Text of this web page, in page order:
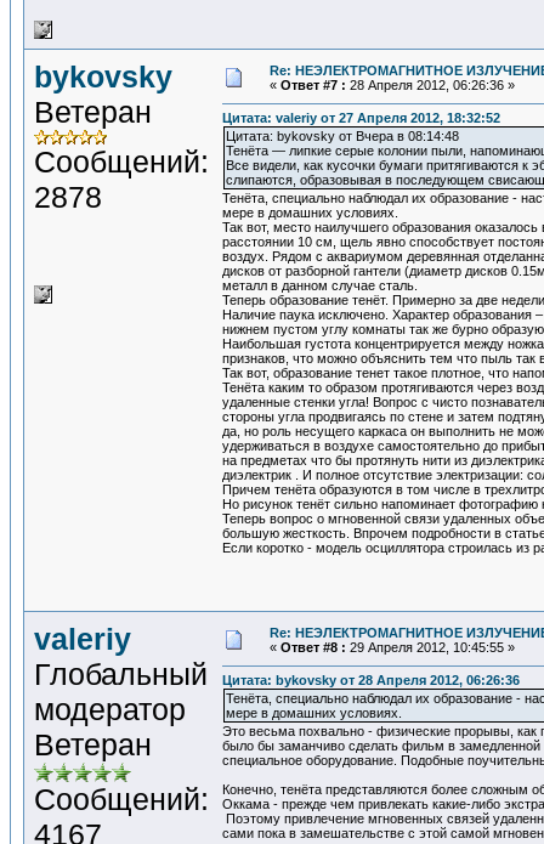
bykovsky
Ветеран
Сообщений:
2878
Re: НЕЭЛЕКТРОМАГНИТНОЕ
« Ответ #7 : 28 Апреля 2012, 06:26:36 »
Цитата: valeriy от 27 Апреля 2012, 18:32:52
Цитата: bykovsky от Вчера в 08:14:48
Тенёта — липкие серые колонии пыли,
Все видели, как кусочки бумаги притягиваются к
слипаются, образовывая в последующем
Тенёта, специально наблюдал их образование -
мере в домашних условиях.
Так вот, место наилучшего образования
расстоянии 10 см, щель явно способствует
воздух. Рядом с аквариумом деревянная
дисков от разборной гантели (диаметр дисков
металл в данном случае сталь.
Теперь образование тенёт. Примерно за две
Наличие паука исключено. Характер образования
нижнем пустом углу комнаты так же бурно
Наибольшая густота концентрируется между
признаков, что можно объяснить тем что пыль
Так вот, образование тенет такое плотное, что
Тенёта каким то образом протягиваются через
удаленные стенки угла! Вопрос с чисто
стороны угла продвигаясь по стене и затем
да, но роль несущего каркаса он выполнить не
удерживаться в воздухе самостоятельно до
на предметах что бы протянуть нити из
диэлектрик . И полное отсутствие электризации:
Причем тенёта образуются в том числе в
Но рисунок тенёт сильно напоминает фотографию
Теперь вопрос о мгновенной связи удаленных
большую жесткость. Впрочем подробности в
Если коротко - модель осциллятора строилась
valeriy
Глобальный
модератор
Ветеран
Сообщений:
4167
Re: НЕЭЛЕКТРОМАГНИТНОЕ
« Ответ #8 : 29 Апреля 2012, 10:45:55 »
Цитата: bykovsky от 28 Апреля 2012, 06:26:36
Тенёта, специально наблюдал их образование -
мере в домашних условиях.
Это весьма похвально - физические прорывы, как
было бы заманчиво сделать фильм в замедленной
специальное оборудование. Подобные
Конечно, тенёта представляются более сложным
Оккама - прежде чем привлекать какие-либо
Поэтому привлечение мгновенных связей
сами пока в замешательстве с этой самой